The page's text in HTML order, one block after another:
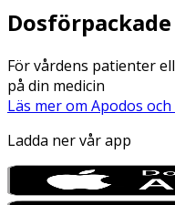
För vårdens patienter
på din medicin
Läs mer om Apodos
Ladda ner vår app